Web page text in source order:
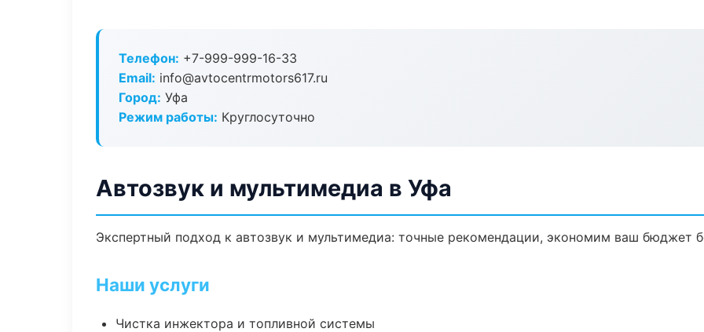
Телефон: +7-999-999-16-33
Email: info@avtocentrmotors617.ru
Город: Уфа
Режим работы: Круглосуточно
Автозвук и мультимедиа в Уфа
Экспертный подход к автозвук и мультимедиа: точные рекомендации, экономим ваш бюджет
Наши услуги
Чистка инжектора и топливной системы